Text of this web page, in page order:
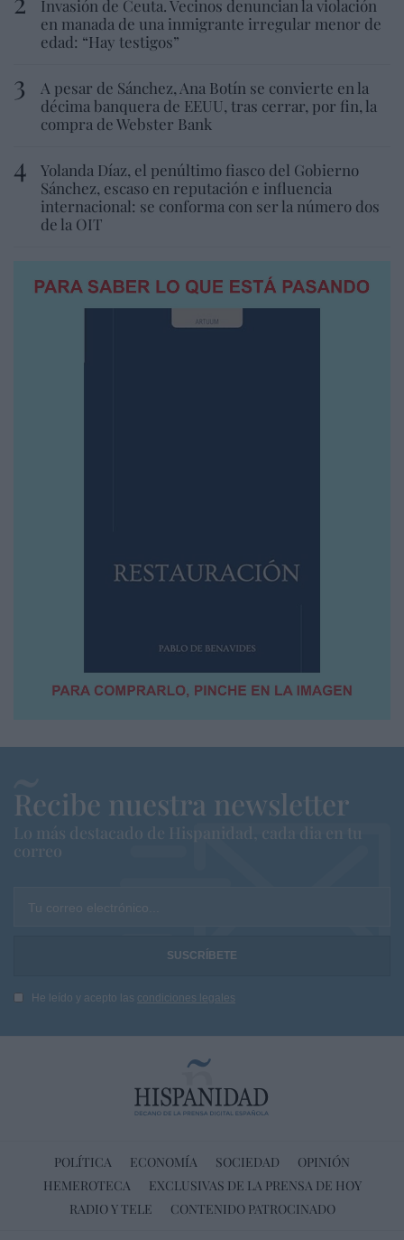
Invasión de Ceuta. Vecinos denuncian la violación
en manada de una inmigrante irregular menor de
edad: “Hay testigos”
A pesar de Sánchez, Ana Botín se convierte en la
décima banquera de EEUU, tras cerrar, por fin, la
compra de Webster Bank
Yolanda Díaz, el penúltimo fiasco del Gobierno
Sánchez, escaso en reputación e influencia
internacional: se conforma con ser la número dos
de la OIT
Recibe nuestra newsletter
Lo más destacado de Hispanidad, cada dia en tu
correo
Tu correo electrónico...
He leído y acepto las condiciones legales
POLÍTICA ECONOMÍA SOCIEDAD
OPINIÓN
HEMEROTECA
EXCLUSIVAS DE LA PRENSA DE HOY
RADIO Y TELE
CONTENIDO PATROCINADO